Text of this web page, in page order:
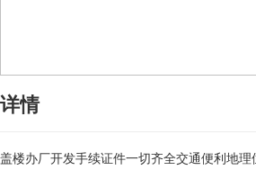
详情
盖楼办厂开发手续证件一切齐全交通便利地理